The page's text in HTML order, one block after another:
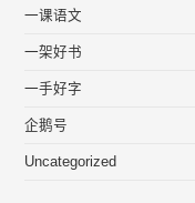
一课语文
一架好书
一手好字
企鹅号
Uncategorized